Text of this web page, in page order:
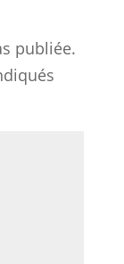
publiée.